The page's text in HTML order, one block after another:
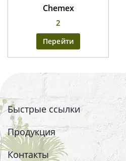
Chemex
2
Перейти
Быстрые ссылки
Продукция
Контакты